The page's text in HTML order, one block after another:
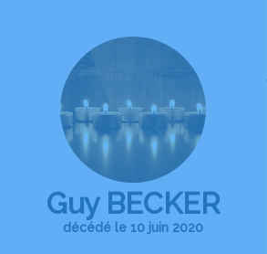
Guy BECKER
décédé le 10 juin 2020